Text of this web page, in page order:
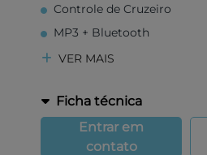
Controle de Cruzeiro
MP3 + Bluetooth
VER MAIS
Ficha técnica
Entrar em
contato